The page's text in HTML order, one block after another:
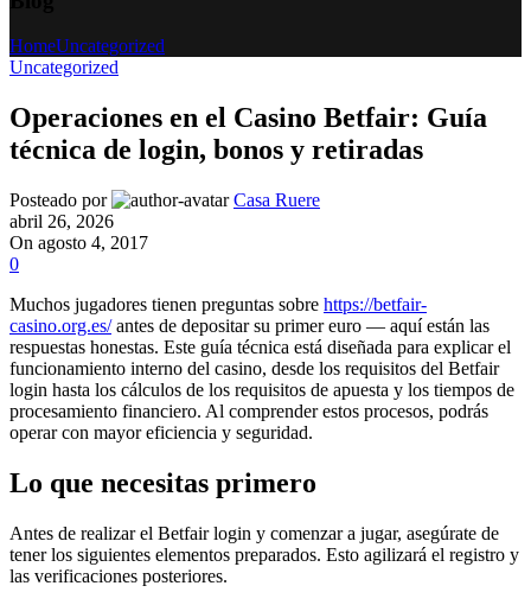
HomeUncategorized
Uncategorized
Operaciones en el Casino Betfair: Guía
técnica de login, bonos y retiradas
Posteado por
Casa Ruere
abril 26, 2026
On agosto 4, 2017
0
Muchos jugadores tienen preguntas sobre https://betfair-
casino.org.es/antes de depositar su primer euro — aquí están las
respuestas honestas. Este guía técnica está diseñada para explicar el
funcionamiento interno del casino, desde los requisitos del Betfair
login hasta los cálculos de los requisitos de apuesta y los tiempos de
procesamiento financiero. Al comprender estos procesos, podrás
operar con mayor eficiencia y seguridad.
Lo que necesitas primero
Antes de realizar el Betfair login y comenzar a jugar, asegúrate de
tener los siguientes elementos preparados. Esto agilizará el registro y
las verificaciones posteriores.